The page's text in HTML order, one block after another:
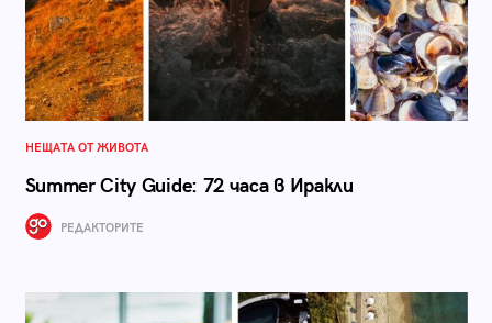
НЕЩАТА ОТ ЖИВОТА
Summer City Guide: 72 часа в Иракли
РЕДАКТОРИТЕ